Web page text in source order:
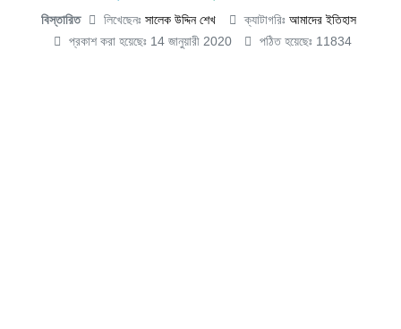
বিস্তারিত লিখেছেনঃ সালেক উদ্দিন শেখ ক্যাটাগরিঃ আমাদের ইতিহাস
প্রকাশ করা হয়েছেঃ 14 জানুয়ারী 2020
পঠিত হয়েছেঃ 11834